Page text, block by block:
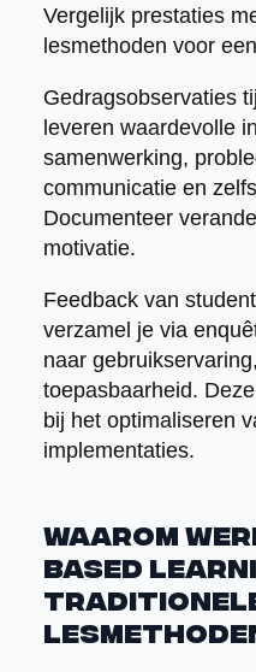
Vergelijk prestaties
lesmethoden voor
Gedragsobservaties
leveren waardevolle
samenwerking,
communicatie en
Documenteer
motivatie.
Feedback van
verzamel je via
naar
toepasbaarheid.
bij het optimaliseren
implementaties.
Waarom
based